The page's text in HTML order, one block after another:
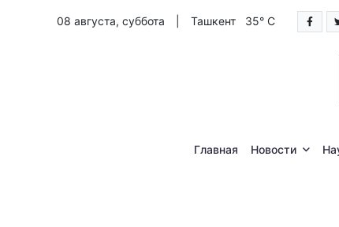
08 августа, суббота Ташкент 35° C
Главная Новости